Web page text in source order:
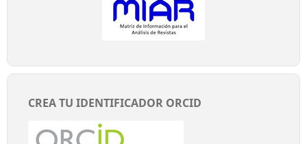
CREA TU IDENTIFICADOR ORCID